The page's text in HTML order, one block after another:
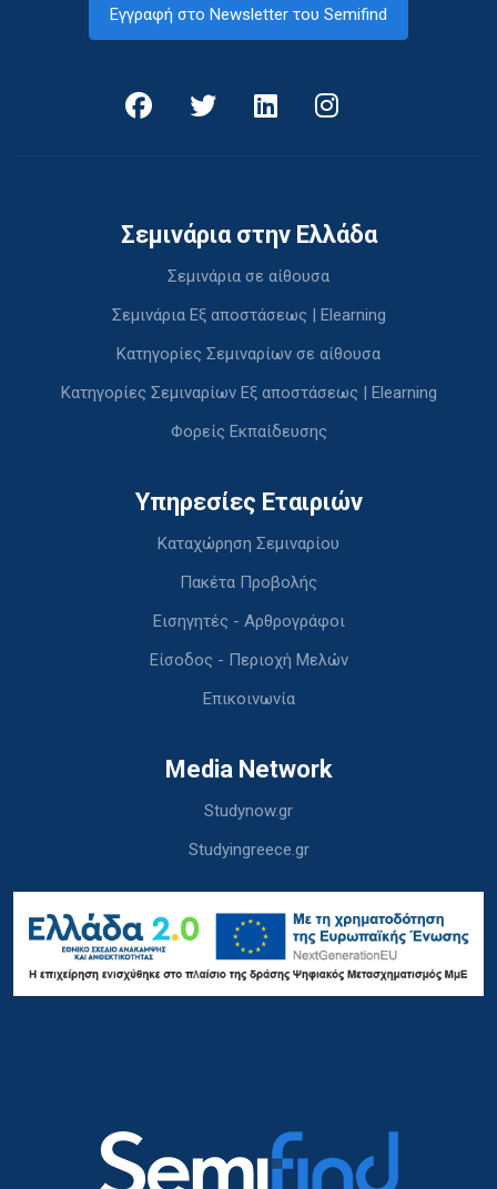
Εγγραφή στο Newsletter του Semifind
Σεμινάρια στην Ελλάδα
Σεμινάρια σε αίθουσα
Σεμινάρια Εξ αποστάσεως | Elearning
Κατηγορίες Σεμιναρίων σε αίθουσα
Κατηγορίες Σεμιναρίων Εξ αποστάσεως | Elearning
Φορείς Εκπαίδευσης
Υπηρεσίες Εταιριών
Καταχώρηση Σεμιναρίου
Πακέτα Προβολής
Εισηγητές - Αρθρογράφοι
Είσοδος - Περιοχή Μελών
Επικοινωνία
Media Network
Studynow.gr
Studyingreece.gr